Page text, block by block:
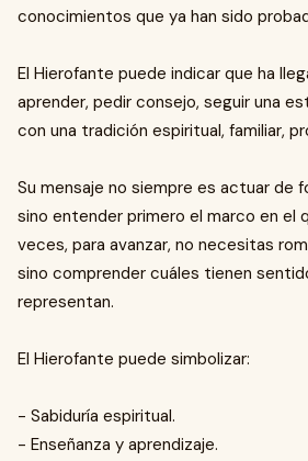
conocimientos que ya han sido
El Hierofante puede indicar que ha
aprender, pedir consejo, seguir una
con una tradición espiritual, familiar,
Su mensaje no siempre es actuar de
sino entender primero el marco en el
veces, para avanzar, no necesitas
sino comprender cuáles tienen
representan.
El Hierofante puede simbolizar:
- Sabiduría espiritual.
- Enseñanza y aprendizaje.